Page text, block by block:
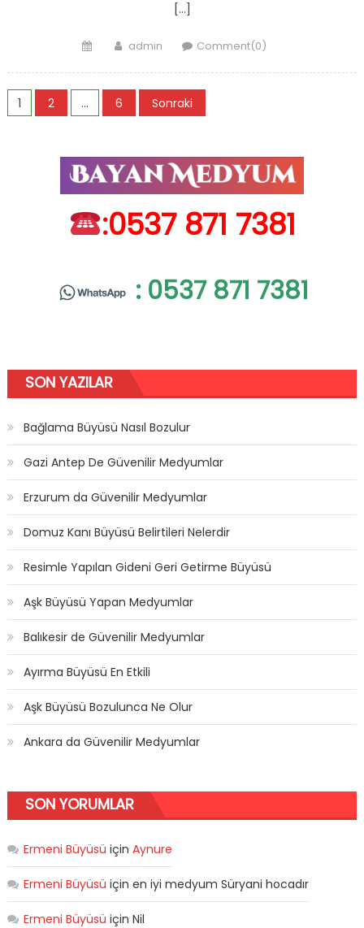
[…]
PostedAuthor
admin Comment(0)
Yazı
1 2 … 6 Sonraki
:0537 871 7381
: 0537 871 7381
SON YAZILAR
Bağlama Büyüsü Nasıl Bozulur
Gazi Antep De Güvenilir Medyumlar
Erzurum da Güvenilir Medyumlar
Domuz Kanı Büyüsü Belirtileri Nelerdir
Resimle Yapılan Gideni Geri Getirme Büyüsü
Aşk Büyüsü Yapan Medyumlar
Balıkesir de Güvenilir Medyumlar
Ayırma Büyüsü En Etkili
Aşk Büyüsü Bozulunca Ne Olur
Ankara da Güvenilir Medyumlar
SON YORUMLAR
Ermeni Büyüsü için Aynure
Ermeni Büyüsü için en iyi medyum Süryani hocadır
Ermeni Büyüsü için Nil